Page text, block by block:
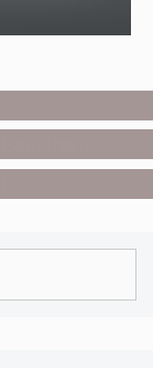
หน้าคน
งราวของ